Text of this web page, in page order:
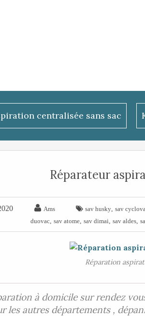
centralisée sans sac
Réparateur
 Ams  sav husky sav
duovac
sav atome sav dimai sav aldes
Réparation
à domicile sur rendez
les autres départements ,